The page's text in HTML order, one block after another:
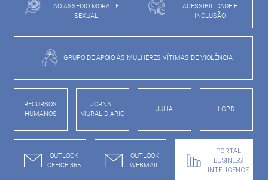
AO ASSÉDIO MORAL E
SEXUAL
ACESSIBILIDADE E
INCLUSÃO
GRUPO DE APOIO ÀS MULHERES VÍTIMAS DE VIOLÊNCIA
RECURSOS
HUMANOS
JORNAL
MURAL DIARIO
JULIA LGPD
OUTLOOK
OFFICE 365
OUTLOOK
WEBMAIL
PORTAL
BUSINESS
INTELIGENCE